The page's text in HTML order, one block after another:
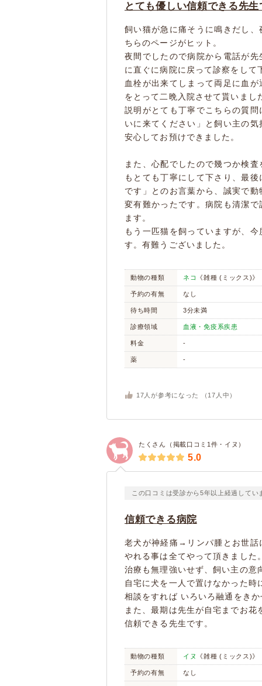
とても優しい信頼できる先生
飼い猫が急に痛そうに鳴きだし
ちらのページがヒット。
夜間でしたので病院から電話が
に直ぐに病院に戻って診察をして
血栓が出来てしまって両足に血
をとって二晩入院させて貰いまし
説明がとても丁寧でこちらの質
いに来てください」と飼い主の
安心してお預けできました。
また、心配でしたので幾つか検
もとても丁寧にして下さり、最
です」とのお言葉から、誠実で
変有難かったです。病院も清潔
ます。
もう一匹猫を飼っていますが、
す。有難うございました。
動物の種類 ネコ 《雑種 (ミックス)》
予約の有無 なし
待ち時間 3分未満
診療領域 血液・免疫系疾患
料金 -
薬 -
17 人が参考になった （ 17 人中）
たくさん（掲載口コミ1件・イヌ）
5.0
この口コミは受診から5年以上経過してい
信頼できる病院
老犬が神経痛→リンパ腫とお世話
やれる事は全てやって頂きました
治療も無理強いせず、飼い主の意
自宅に犬を一人で置けなかった
相談をすれば いろいろ融通をき
また、最期は先生が自宅までお
信頼できる先生です。
動物の種類 イヌ 《雑種 (ミックス)》
予約の有無 なし